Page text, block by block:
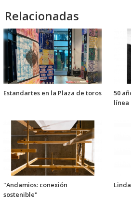
Relacionadas
Estandartes en la Plaza de toros
50
línea
"Andamios: conexión
sostenible"